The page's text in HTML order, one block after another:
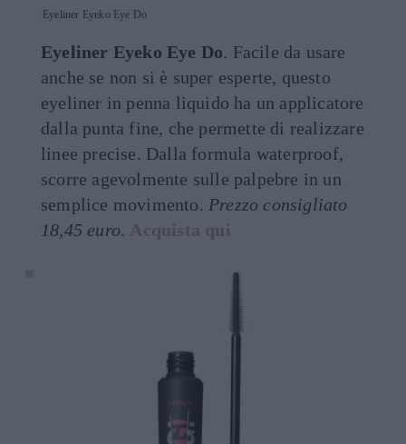
Eyeliner Eyeko Eye Do
Eyeliner Eyeko Eye Do. Facile da usare
anche se non si è super esperte, questo
eyeliner in penna liquido ha un applicatore
dalla punta fine, che permette di realizzare
linee precise. Dalla formula waterproof,
scorre agevolmente sulle palpebre in un
semplice movimento. Prezzo consigliato
18,45 euro. Acquista qui